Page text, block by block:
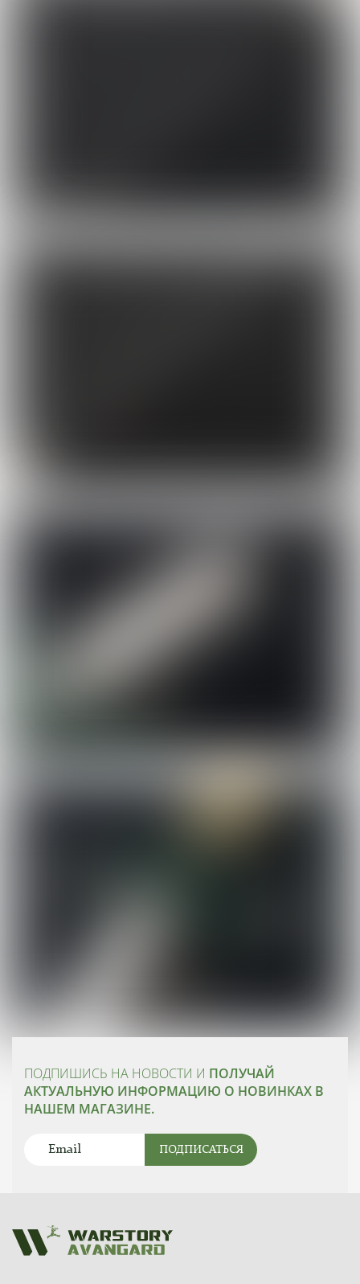
ПОДПИШИСЬ НА НОВОСТИ И ПОЛУЧАЙ
АКТУАЛЬНУЮ ИНФОРМАЦИЮ О НОВИНКАХ В
НАШЕМ МАГАЗИНЕ.
ПОДПИСАТЬСЯ